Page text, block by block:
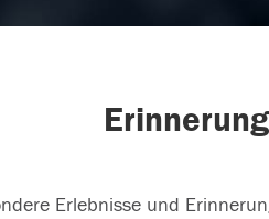
Erlebnisse und